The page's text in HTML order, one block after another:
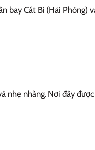
bay Cát Bi (Hải Phòng)
nhẹ nhàng. Nơi đây